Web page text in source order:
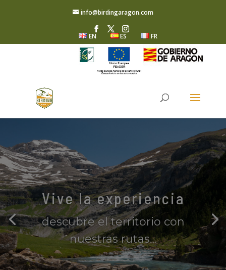
info@birdingaragon.com
EN ES FR
Vive la experiencia
descubre el territorio con
nuestras rutas…